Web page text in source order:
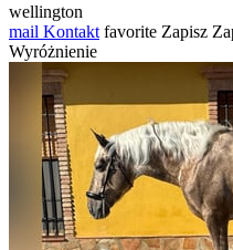
wellington
mail Kontakt favorite Zapisz
Wyróżnienie